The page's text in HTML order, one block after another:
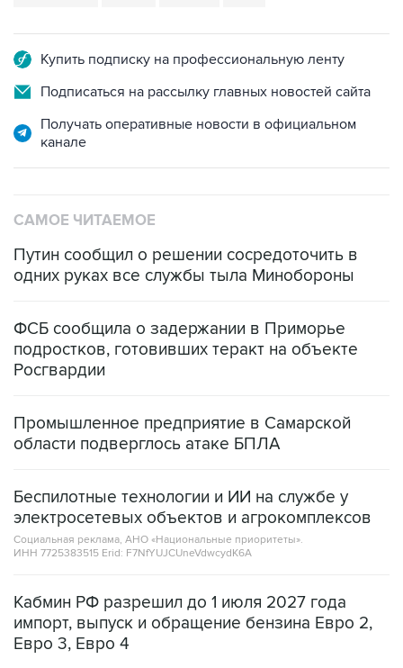
Купить подписку на профессиональную ленту
Подписаться на рассылку главных новостей сайта
Получать оперативные новости в официальном
канале
САМОЕ ЧИТАЕМОЕ
Путин сообщил о решении сосредоточить в
одних руках все службы тыла Минобороны
ФСБ сообщила о задержании в Приморье
подростков, готовивших теракт на объекте
Росгвардии
Промышленное предприятие в Самарской
области подверглось атаке БПЛА
Беспилотные технологии и ИИ на службе у
электросетевых объектов и агрокомплексов
Социальная реклама, АНО «Национальные приоритеты».
ИНН 7725383515 Erid: F7NfYUJCUneVdwcydK6A
Кабмин РФ разрешил до 1 июля 2027 года
импорт, выпуск и обращение бензина Евро 2,
Евро 3, Евро 4